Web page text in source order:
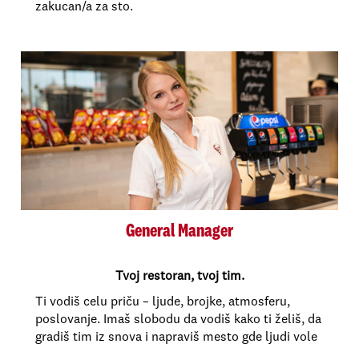
zakucan/a za sto.
General Manager
Tvoj restoran, tvoj tim.
Ti vodiš celu priču – ljude, brojke, atmosferu,
poslovanje. Imaš slobodu da vodiš kako ti želiš, da
gradiš tim iz snova i napraviš mesto gde ljudi vole